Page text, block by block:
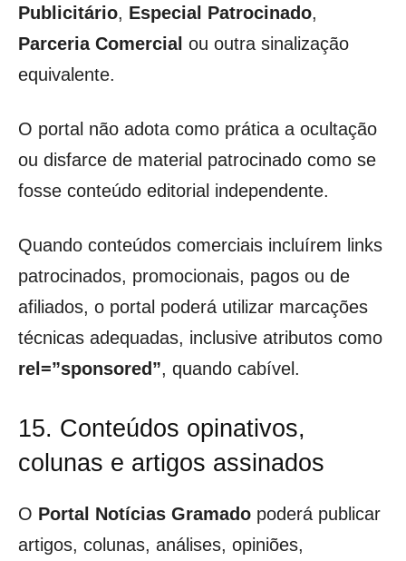
Publicitário, Especial Patrocinado,
Parceria Comercial ou outra sinalização
equivalente.
O portal não adota como prática a ocultação
ou disfarce de material patrocinado como se
fosse conteúdo editorial independente.
Quando conteúdos comerciais incluírem links
patrocinados, promocionais, pagos ou de
afiliados, o portal poderá utilizar marcações
técnicas adequadas, inclusive atributos como
rel=”sponsored”, quando cabível.
15. Conteúdos opinativos,
colunas e artigos assinados
O Portal Notícias Gramado poderá publicar
artigos, colunas, análises, opiniões,